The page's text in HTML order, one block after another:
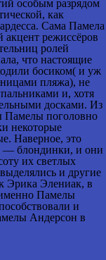
особым разрядом
как
Сама Памела
акцент режиссёров
ролей
что настоящие
босиком( и уж
пляжа), не
и, хотя
досками. Из
Памелы поголовно
некоторые
Наверное, это
— блондинки, и они
их светлых
и другие
Эрика Элениак, в
Памелы
и
Андерсон в